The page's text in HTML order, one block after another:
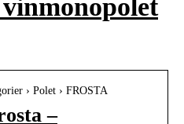
› Polet › FROSTA
–